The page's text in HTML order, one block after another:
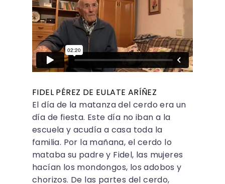
FIDEL PÉREZ DE EULATE ARÍÑEZ
El día de la matanza del cerdo era un
día de fiesta. Este día no iban a la
escuela y acudía a casa toda la
familia. Por la mañana, el cerdo lo
mataba su padre y Fidel, las mujeres
hacían los mondongos, los adobos y
chorizos. De las partes del cerdo,